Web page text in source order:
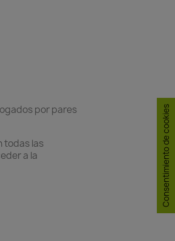
por pares
todas las
a la
Consentimiento de cookies